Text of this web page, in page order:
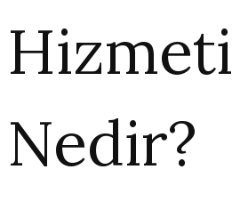
Hizmeti
Nedir?